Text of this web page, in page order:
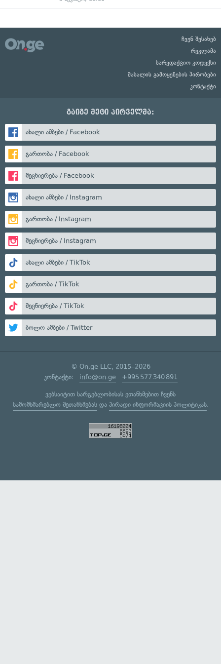
ჩვენ შესახებ
რეკლამა
სარედაქციო კოდექსი
მასალის გამოყენების პირობები
კონტაქტი
გაიგე მეტი პირველმა:
ახალი ამბები / Facebook
გართობა / Facebook
მეცნიერება / Facebook
ახალი ამბები / Instagram
გართობა / Instagram
მეცნიერება / Instagram
ახალი ამბები / TikTok
გართობა / TikTok
მეცნიერება / TikTok
ბოლო ამბები / Twitter
© On.ge LLC, 2015–2026
კონტაქტი: info@on.ge +995 577 340 891
ვებსაიტით სარგებლობისას ეთანხმებით ჩვენს
სამომხმარებლო შეთანხმებასდა პირადი ინფორმაციის პოლიტიკას.